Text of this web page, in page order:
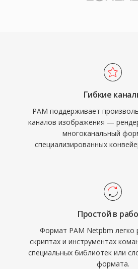
Гибкие
PAM поддерживает
каналов изображения —
многоканальный
специализированных
Простой в
Формат PAM Netpbm легко
скриптах и инструментах
специальных библиотек или
формата.